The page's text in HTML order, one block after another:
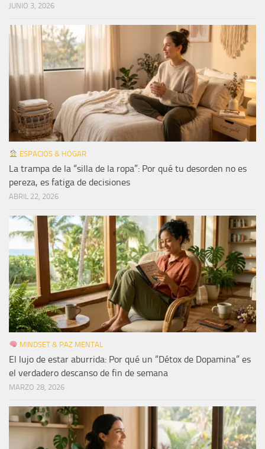
JUNIO 3, 2026
ESPACIOS & HOGAR
La trampa de la “silla de la ropa”: Por qué tu desorden no es
pereza, es fatiga de decisiones
ABRIL 22, 2026
MINDSET & PAZ MENTAL
El lujo de estar aburrida: Por qué un “Détox de Dopamina” es
el verdadero descanso de fin de semana
MARZO 28, 2026